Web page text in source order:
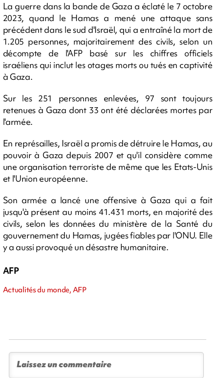
La guerre dans la bande de Gaza a éclaté le 7 octobre
2023, quand le Hamas a mené une attaque sans
précédent dans le sud d'Israël, qui a entraîné la mort de
1.205 personnes, majoritairement des civils, selon un
décompte de l'AFP basé sur les chiffres officiels
israéliens qui inclut les otages morts ou tués en captivité
à Gaza.
Sur les 251 personnes enlevées, 97 sont toujours
retenues à Gaza dont 33 ont été déclarées mortes par
l'armée.
En représailles, Israël a promis de détruire le Hamas, au
pouvoir à Gaza depuis 2007 et qu'il considère comme
une organisation terroriste de même que les Etats-Unis
et l'Union européenne.
Son armée a lancé une offensive à Gaza qui a fait
jusqu'à présent au moins 41.431 morts, en majorité des
civils, selon les données du ministère de la Santé du
gouvernement du Hamas, jugées fiables par l'ONU. Elle
y a aussi provoqué un désastre humanitaire.
AFP
Actualités du monde, AFP